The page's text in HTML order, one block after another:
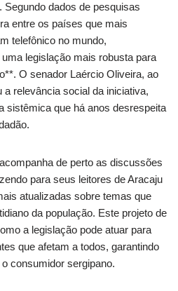
dados de pesquisas
entre os países que mais
telefônico no mundo,
legislação mais robusta para
O senador Laércio Oliveira, ao
a relevância social da iniciativa,
sistêmica que há anos desrespeita
acompanha de perto as discussões
para seus leitores de Aracaju
atualizadas sobre temas que
da população. Este projeto de
a legislação pode atuar para
que afetam a todos, garantindo
consumidor sergipano.